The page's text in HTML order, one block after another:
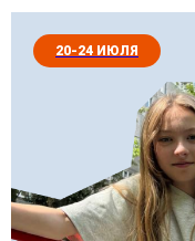
20-24 ИЮЛЯ